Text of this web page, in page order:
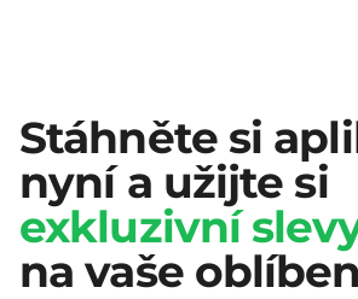
Stáhněte si
nyní a užijte si
exkluzivní
na vaše